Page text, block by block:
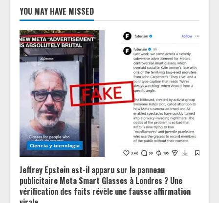
YOU MAY HAVE MISSED
Ciencia y tecnologia
Jeffrey Epstein est-il apparu sur le panneau
publicitaire Meta Smart Glasses à Londres ? Une
vérification des faits révèle une fausse affirmation